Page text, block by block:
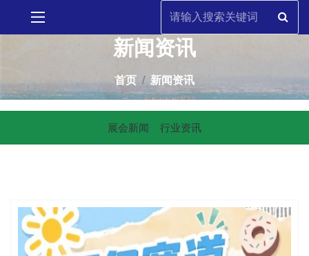
新闻资讯
首页 新闻资讯
展会新闻 行业资讯